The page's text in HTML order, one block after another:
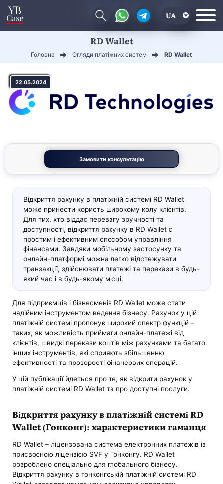
UA
RD Wallet
Головна Огляди платіжних систем RD Wallet
22.05.2024
Замовити консультацію
Відкриття рахунку в платіжній системі RD Wallet
може принести користь широкому колу клієнтів.
Для тих, хто віддає перевагу зручності та
доступності, відкриття рахунку в RD Wallet є
простим і ефективним способом управління
фінансами. Завдяки мобільному застосунку та
онлайн-платформі можна легко відстежувати
транзакції, здійснювати платежі та перекази в будь-
який час і в будь-якому місці.
Для підприємців і бізнесменів RD Wallet може стати
надійним інструментом ведення бізнесу. Рахунок у цій
платіжній системі пропонує широкий спектр функцій –
таких, як можливість приймати онлайн-платежі від
клієнтів, швидкі перекази коштів між рахунками та багато
інших інструментів, які сприяють збільшенню
ефективності та прозорості фінансових операцій.
У цій публікації йдеться про те, як відкрити рахунок у
платіжній системі RD Wallet та про доступні послуги.
Відкриття рахунку в платіжній системі RD
Wallet (Гонконг): характеристики гаманця
RD Wallet – ліцензована система електронних платежів із
присвоєною ліцензією SVF у Гонконгу. RD Wallet
розроблено спеціально для глобального бізнесу.
Відкриття рахунку в гонконгській платіжній системі RD